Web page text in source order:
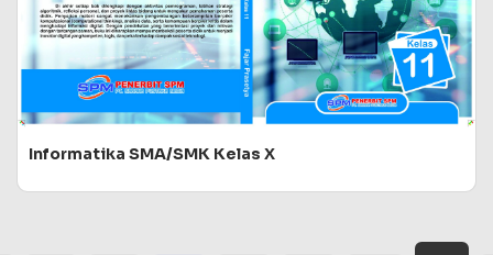
Informatika SMA/SMK Kelas X